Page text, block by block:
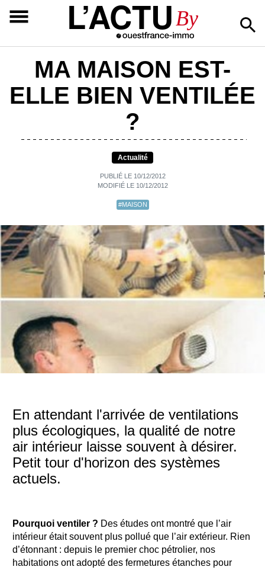
L’ACTUBy
MA MAISON EST-
ELLE BIEN VENTILÉE
?
Actualité
PUBLIÉ LE 10/12/2012
MODIFIÉ LE 10/12/2012
#MAISON
En attendant l'arrivée de ventilations
plus écologiques, la qualité de notre
air intérieur laisse souvent à désirer.
Petit tour d'horizon des systèmes
actuels.
Pourquoi ventiler ? Des études ont montré que l’air
intérieur était souvent plus pollué que l’air extérieur. Rien
d’étonnant : depuis le premier choc pétrolier, nos
habitations ont adopté des fermetures étanches pour